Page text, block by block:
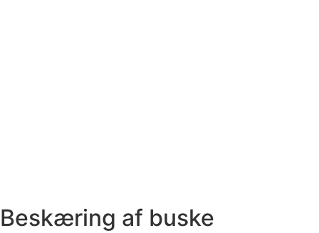
Beskæring af buske